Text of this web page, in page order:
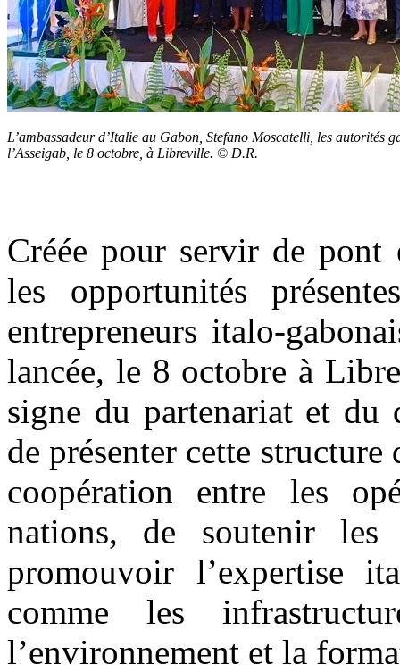
L’ambassadeur d’Italie au Gabon, Stefano Moscatelli, les autorités
l’Asseigab, le 8 octobre, à Libreville. © D.R.
Créée pour servir de pont
les opportunités
entrepreneurs italo-
lancée, le 8 octobre à
signe du partenariat et du
de présenter cette
coopération entre les
nations, de soutenir les
promouvoir l’expertise
comme les
l’environnement et la